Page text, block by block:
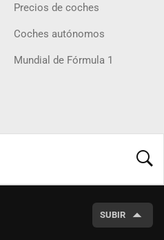
Precios de coches
Coches autónomos
Mundial de Fórmula 1
SUBIR